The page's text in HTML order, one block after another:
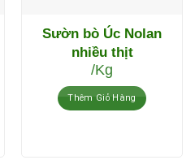
Sườn bò Úc Nolan
nhiều thịt
/Kg
Thêm Giỏ Hàng